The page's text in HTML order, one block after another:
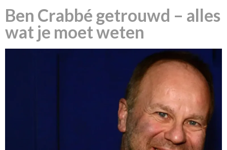
Ben Crabbé getrouwd – alles
wat je moet weten